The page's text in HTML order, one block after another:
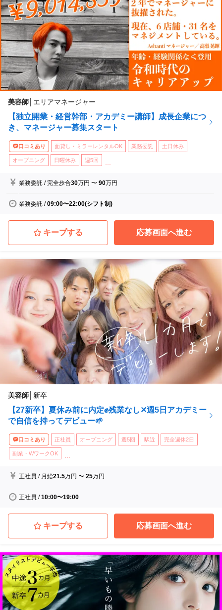
美容師 エリアマネージャー
【独立開業・経営幹部・アカデミー講師】成長企業につ
き、マネージャー募集スタート
口コミあり 面貸し・ミラーレンタルOK 業務委託 土日休み
オープニング 日曜休み 週5回
業務委託 /完全歩合30万円 〜90万円
業務委託 /09:00〜22:00(シフト制)
キープする 応募画面へ進む
美容師 新卒
【27新卒】夏休み前に内定✊残業なし✕週5日アカデミー
で自信を持ってデビュー🌱
口コミあり 正社員 オープニング 週5回 駅近 完全週休2日
副業・WワークOK
正社員 / 月給21.5万円 〜25万円
正社員 /10:00〜19:00
キープする 応募画面へ進む